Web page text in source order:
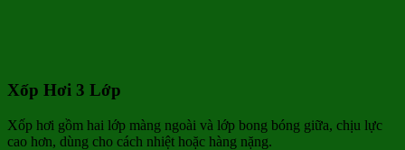
Xốp Hơi 3 Lớp
Xốp hơi gồm hai lớp màng ngoài và lớp bong bóng giữa, chịu lực
cao hơn, dùng cho cách nhiệt hoặc hàng nặng.